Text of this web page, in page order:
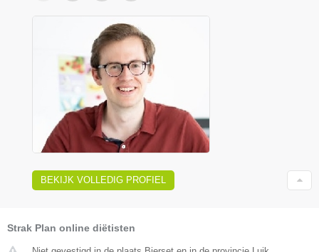
BEKIJK VOLLEDIG PROFIEL
Strak Plan online diëtisten